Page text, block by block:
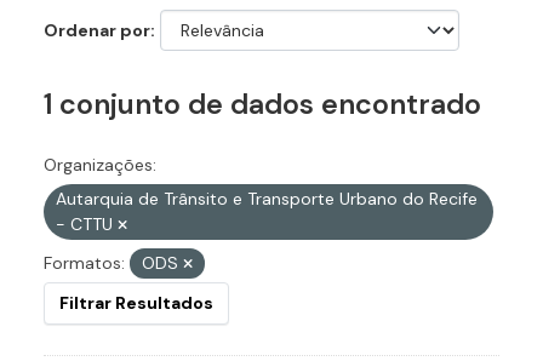
Ordenar por
1 conjunto de dados encontrado
Organizações:
Autarquia de Trânsito e Transporte Urbano do Recife
- CTTU
Formatos:
ODS
Filtrar Resultados